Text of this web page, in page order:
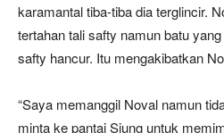
karamantal tiba-tiba dia terglincir.
tertahan tali safty namun batu
safty hancur. Itu mengakibatkan
“Saya memanggil Noval namun
minta ke pantai Siung untuk